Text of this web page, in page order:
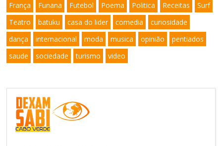
França
Funana Futebol Poema Politica Receitas
Surf
Teatro
batuku casa do lider comedia
curiosidade
dança
internacional moda musica opinião
pentiados
saude
sociedade turismo video